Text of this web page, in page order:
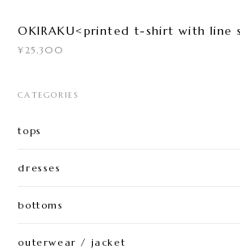
OKIRAKU<printed t-shirt with line
¥25,300
CATEGORIES
tops
dresses
bottoms
outerwear / jacket